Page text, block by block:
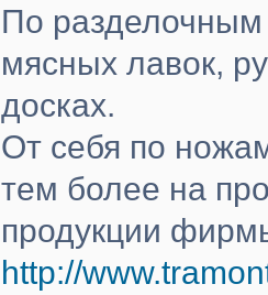
По разделочным
мясных лавок,
досках.
От себя по
тем более на
продукции
http://